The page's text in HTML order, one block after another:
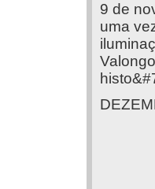
9 de
uma